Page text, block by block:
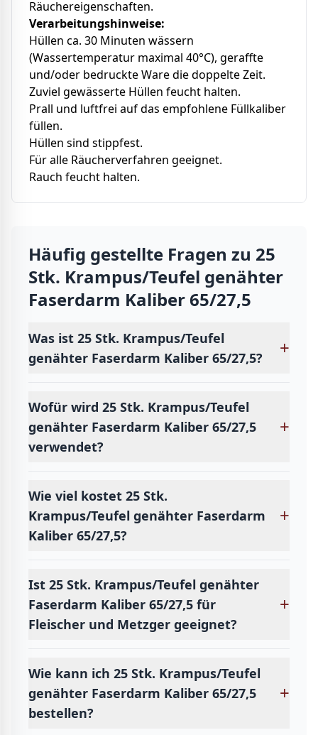
Räuchereigenschaften.
Verarbeitungshinweise:
Hüllen ca. 30 Minuten wässern
(Wassertemperatur maximal 40°C), geraffte
und/oder bedruckte Ware die doppelte Zeit.
Zuviel gewässerte Hüllen feucht halten.
Prall und luftfrei auf das empfohlene Füllkaliber
füllen.
Hüllen sind stippfest.
Für alle Räucherverfahren geeignet.
Rauch feucht halten.
Häufig gestellte Fragen zu 25
Stk. Krampus/Teufel genähter
Faserdarm Kaliber 65/27,5
Was ist 25 Stk. Krampus/Teufel
genähter Faserdarm Kaliber 65/27,5?
+
Wofür wird 25 Stk. Krampus/Teufel
genähter Faserdarm Kaliber 65/27,5
verwendet?
+
Wie viel kostet 25 Stk.
Krampus/Teufel genähter Faserdarm
Kaliber 65/27,5?
+
Ist 25 Stk. Krampus/Teufel genähter
Faserdarm Kaliber 65/27,5 für
Fleischer und Metzger geeignet?
+
Wie kann ich 25 Stk. Krampus/Teufel
genähter Faserdarm Kaliber 65/27,5
bestellen?
+